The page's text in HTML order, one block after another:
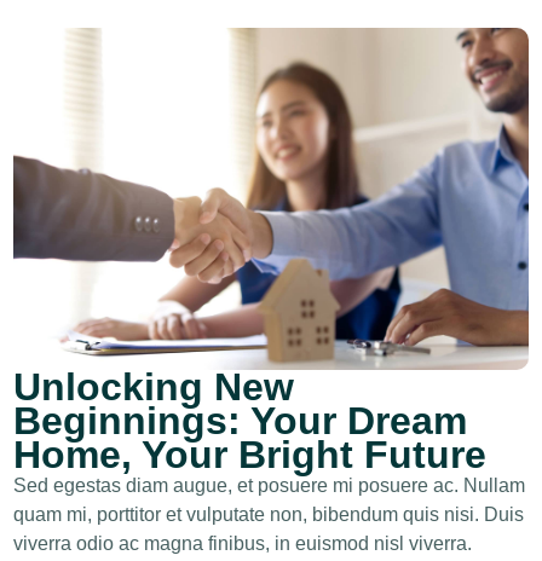
Unlocking New
Beginnings: Your Dream
Home, Your Bright Future
Sed egestas diam augue, et posuere mi posuere ac. Nullam
quam mi, porttitor et vulputate non, bibendum quis nisi. Duis
viverra odio ac magna finibus, in euismod nisl viverra.